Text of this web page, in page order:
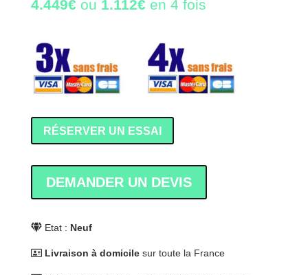
4.449€ou 1.112€en 4 fois
RÉSERVER UN ESSAI
DEMANDER UN DEVIS
Etat : Neuf
Livraison à domicilesur toute la France